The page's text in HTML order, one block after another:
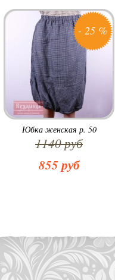
- 25 %
Юбка женская р. 50
1140 руб
855 руб